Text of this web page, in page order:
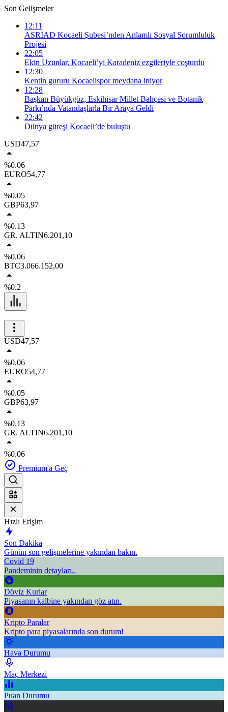
Son Gelişmeler
12:11
ASRİAD Kocaeli Şubesi’nden Anlamlı Sosyal Sorumluluk
Projesi
22:05
Ekin Uzunlar, Kocaeli’yi Karadeniz ezgileriyle coşturdu
12:30
Kentin gururu Kocaelispor meydana iniyor
12:28
Başkan Büyükgöz, Eskihisar Millet Bahçesi ve Botanik
Parkı’nda Vatandaşlarla Bir Araya Geldi
22:42
Dünya güreşi Kocaeli’de buluştu
USD47,57
%0.06
EURO54,77
%0.05
GBP63,97
%0.13
GR. ALTIN6.201,10
%0.06
BTC3.066.152,00
%0.2
USD47,57
%0.06
EURO54,77
%0.05
GBP63,97
%0.13
GR. ALTIN6.201,10
%0.06
Premium'a Geç
Hızlı Erişim
Son Dakika
Günün son gelişmelerine yakından bakın.
Covid 19
Pandeminin detayları..
Döviz Kurlar
Piyasanın kalbine yakından göz atın.
Kripto Paralar
Kripto para piyasalarında son durum!
Hava Durumu
Maç Merkezi
Puan Durumu